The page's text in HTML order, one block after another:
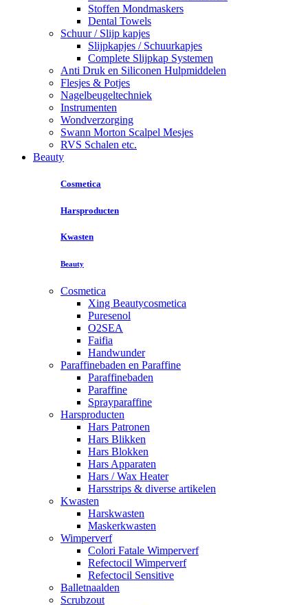
Stoffen Mondmaskers
Dental Towels
Schuur / Slijp kapjes
Slijpkapjes / Schuurkapjes
Complete Slijpkap Systemen
Anti Druk en Siliconen Hulpmiddelen
Flesjes & Potjes
Nagelbeugeltechniek
Instrumenten
Wondverzorging
Swann Morton Scalpel Mesjes
RVS Schalen etc.
Beauty
Cosmetica
Harsproducten
Kwasten
Beauty
Cosmetica
Xing Beautycosmetica
Puresenol
O2SEA
Faifia
Handwunder
Paraffinebaden en Paraffine
Paraffinebaden
Paraffine
Sprayparaffine
Harsproducten
Hars Patronen
Hars Blikken
Hars Blokken
Hars Apparaten
Hars / Wax Heater
Harsstrips & diverse artikelen
Kwasten
Harskwasten
Maskerkwasten
Wimperverf
Colori Fatale Wimperverf
Refectocil Wimperverf
Refectocil Sensitive
Balletnaalden
Scrubzout